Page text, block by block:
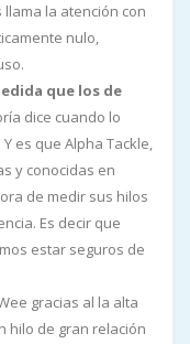
la atención con
nulo,
que los de
dice cuando lo
es que Alpha Tackle,
y conocidas en
de medir sus hilos
Es decir que
estar seguros de
gracias al la alta
hilo de gran relación